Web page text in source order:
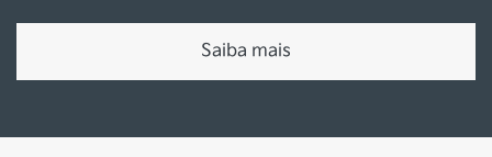
Política de privacidade